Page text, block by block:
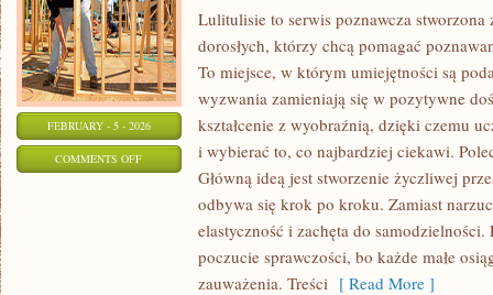
FEBRUARY - 5 - 2026
COMMENTS OFFON
RELIGIA/ETYKA
Lulitulisie to serwis poznawcza
dorosłych, którzy chcą pomagać
To miejsce, w którym umiejętności są
wyzwania zamieniają się w pozytywne
kształcenie z wyobraźnią, dzięki czemu
i wybierać to, co najbardziej ciekawi.
Główną ideą jest stworzenie życzliwej
odbywa się krok po kroku. Zamiast
elastyczność i zachęta do
poczucie sprawczości, bo każde małe
zauważenia. Treści [ Read More ]